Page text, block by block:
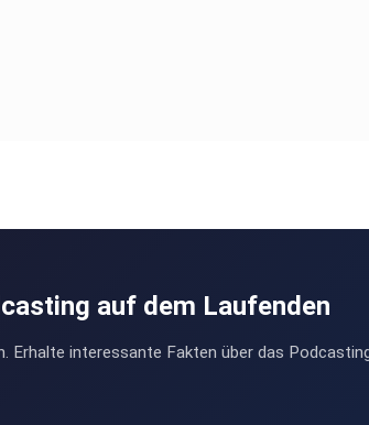
auf dem Laufenden
Erhalte interessante Fakten über das